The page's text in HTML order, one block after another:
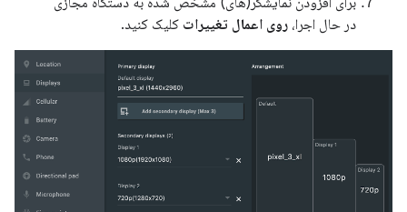
در حال اجرا، روی اعمال تغییرات کلیک کنید.